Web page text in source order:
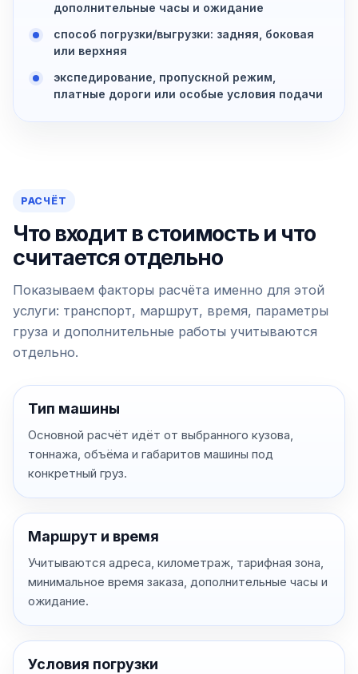
дополнительные часы и ожидание
способ погрузки/выгрузки: задняя, боковая
или верхняя
экспедирование, пропускной режим,
платные дороги или особые условия подачи
РАСЧЁТ
Что входит в стоимость и что
считается отдельно
Показываем факторы расчёта именно для этой
услуги: транспорт, маршрут, время, параметры
груза и дополнительные работы учитываются
отдельно.
Тип машины
Основной расчёт идёт от выбранного кузова,
тоннажа, объёма и габаритов машины под
конкретный груз.
Маршрут и время
Учитываются адреса, километраж, тарифная зона,
минимальное время заказа, дополнительные часы и
ожидание.
Условия погрузки